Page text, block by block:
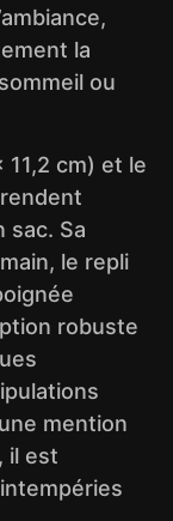
la
ou
cm) et le
sac. Sa
le repli
robuste
mention
il est